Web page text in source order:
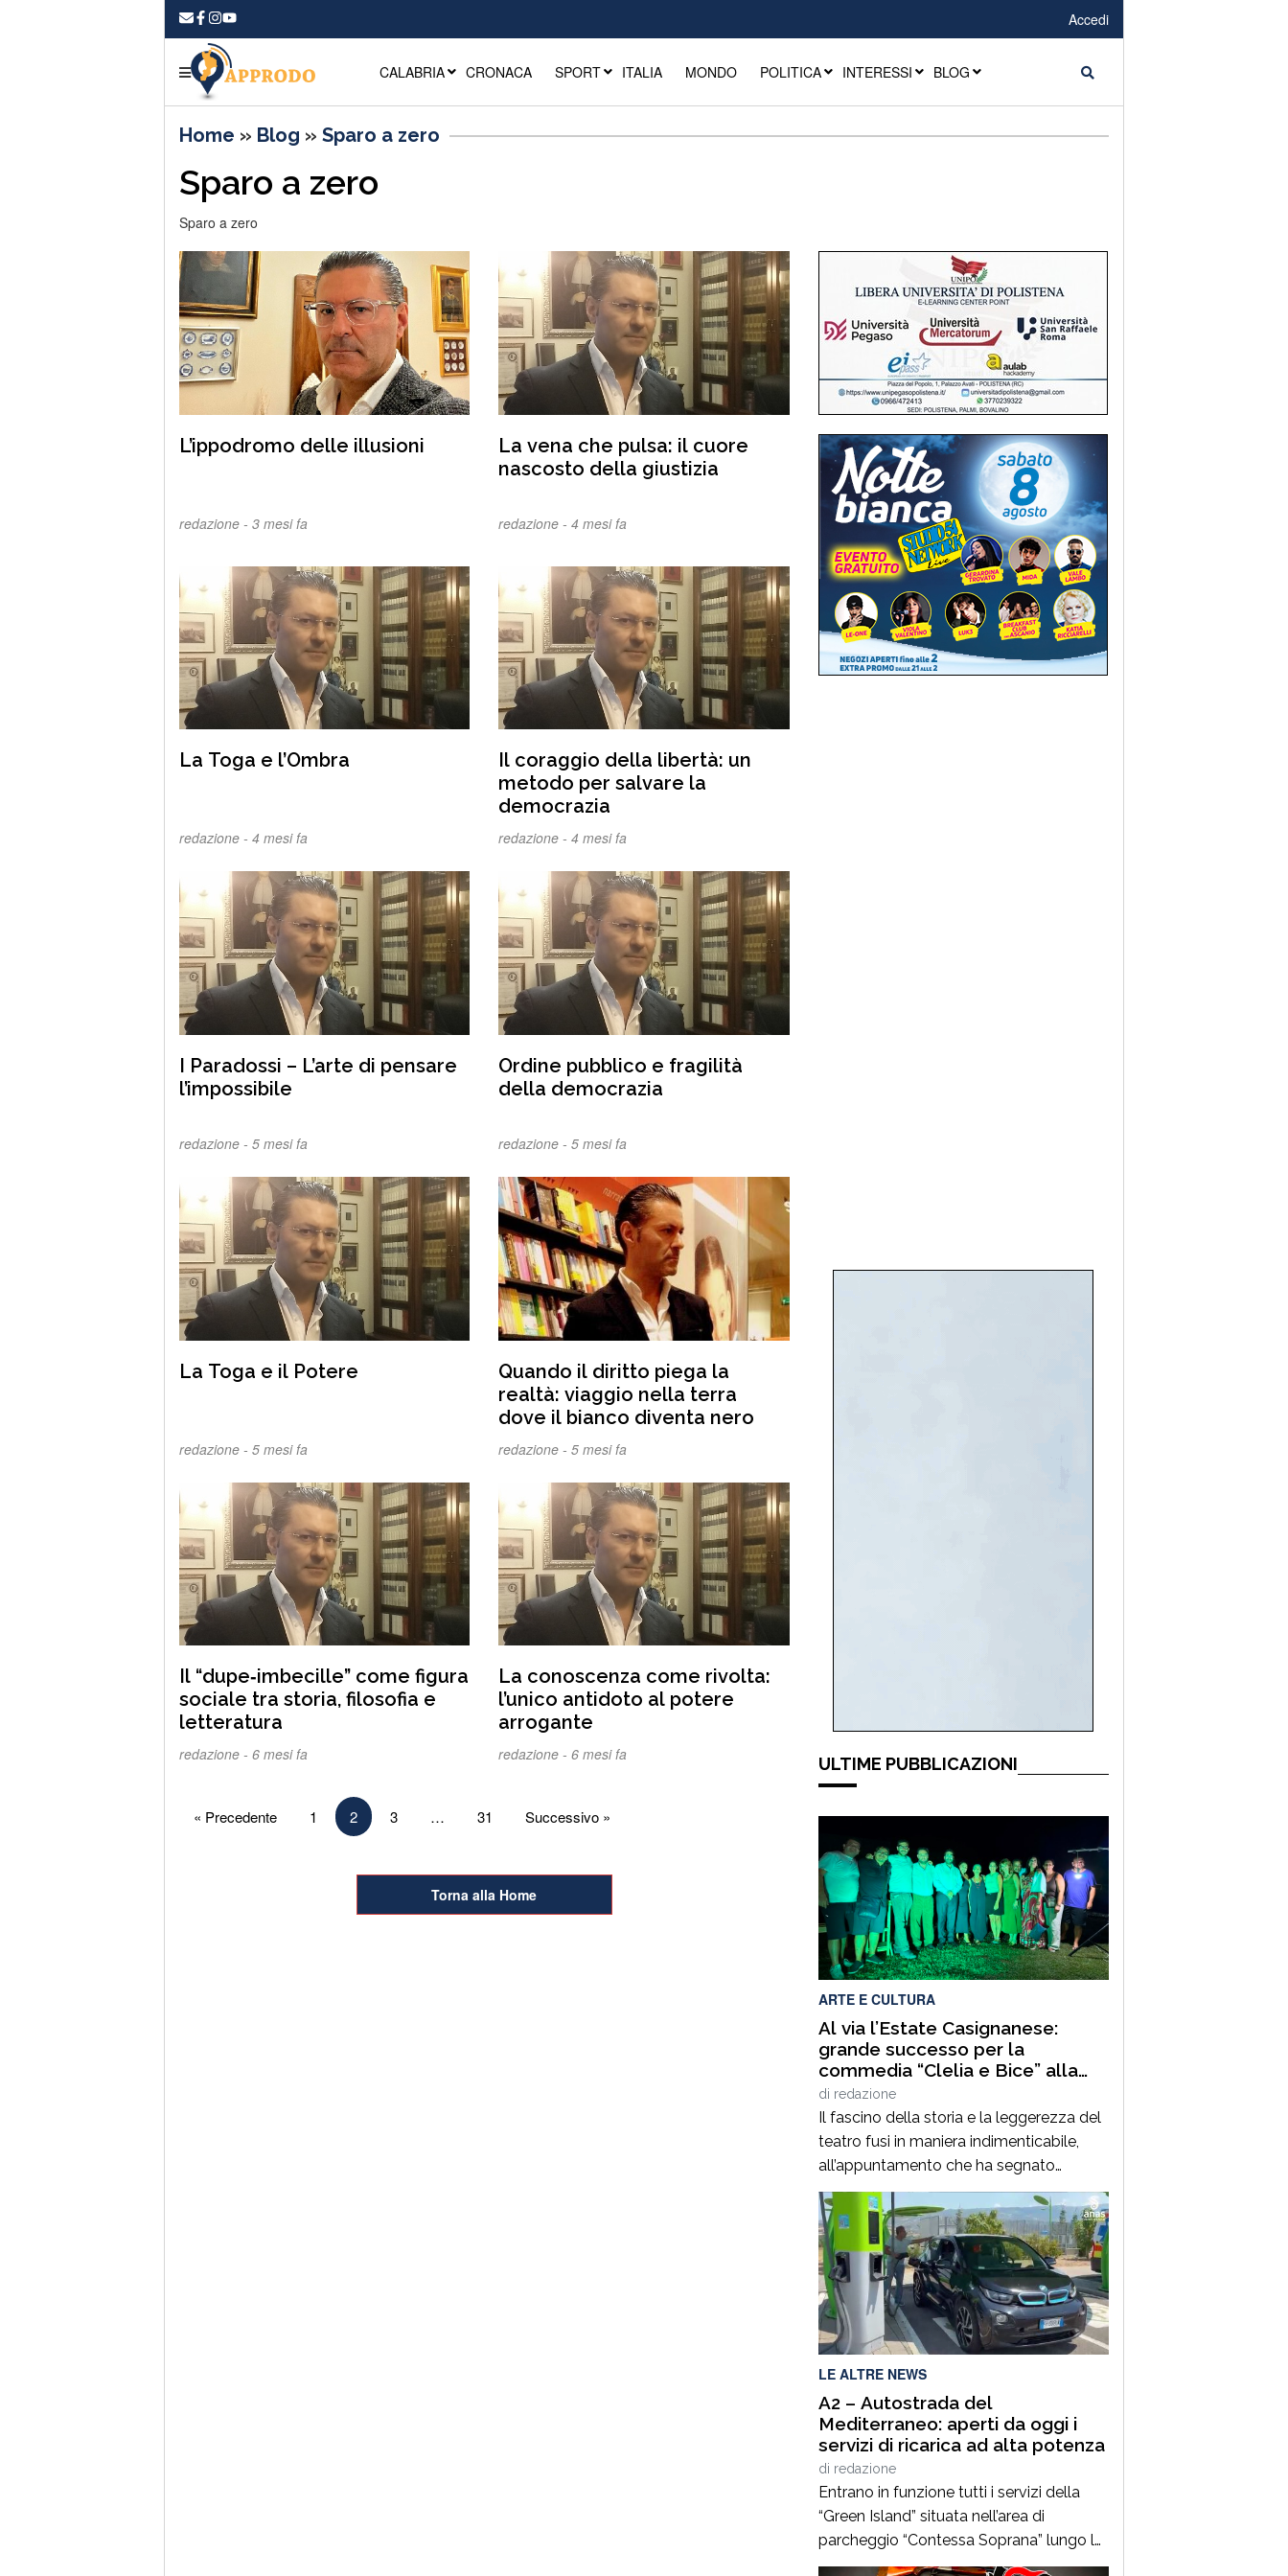
Accedi
CALABRIA CRONACA SPORT ITALIA MONDO POLITICA INTERESSI BLOG
Home » Blog » Sparo a zero
Sparo a zero
Sparo a zero
L’ippodromo delle illusioni
redazione - 3 mesi fa
La vena che pulsa: il cuore
nascosto della giustizia
redazione -4 mesi fa
La Toga e l’Ombra
redazione - 4 mesi fa
Il coraggio della libertà: un
metodo per salvare la
democrazia
redazione -4 mesi fa
I Paradossi – L’arte di pensare
l’impossibile
redazione - 5 mesi fa
Ordine pubblico e fragilità
della democrazia
redazione -5 mesi fa
La Toga e il Potere
redazione - 5 mesi fa
Quando il diritto piega la
realtà: viaggio nella terra
dove il bianco diventa nero
redazione -5 mesi fa
Il “dupe‑imbecille” come figura
sociale tra storia, filosofia e
letteratura
redazione - 6 mesi fa
La conoscenza come rivolta:
l’unico antidoto al potere
arrogante
redazione -6 mesi fa
Paginazione
« Precedente 1 2 3 … 31 Successivo »
Torna alla Home
ULTIME PUBBLICAZIONI
ARTE E CULTURA
Al via l’Estate Casignanese:
grande successo per la
commedia “Clelia e Bice” alla
Villa Romana
di redazione
Il fascino della storia e la leggerezza del
teatro fusi in maniera indimenticabile,
all’appuntamento che ha segnato
ufficialmente il via all’Estate Casignanese.
Mercoledì 5 Agosto, la suggestiva
cornice della Villa Romana di Casignana
ha ospitato la commedia “Clelia e Bice”,
opera scritta e diretta da Maria Pia
Battaglia.L’evento, ad ingresso gratuito,
ha richiamato un caloroso […]
LE ALTRE NEWS
A2 – Autostrada del
Mediterraneo: aperti da oggi i
servizi di ricarica ad alta potenza
di redazione
Entrano in funzione tutti i servizi della
“Green Island” situata nell’area di
parcheggio “Contessa Soprana” lungo la
A2 “Autostrada del Mediterraneo”, nel